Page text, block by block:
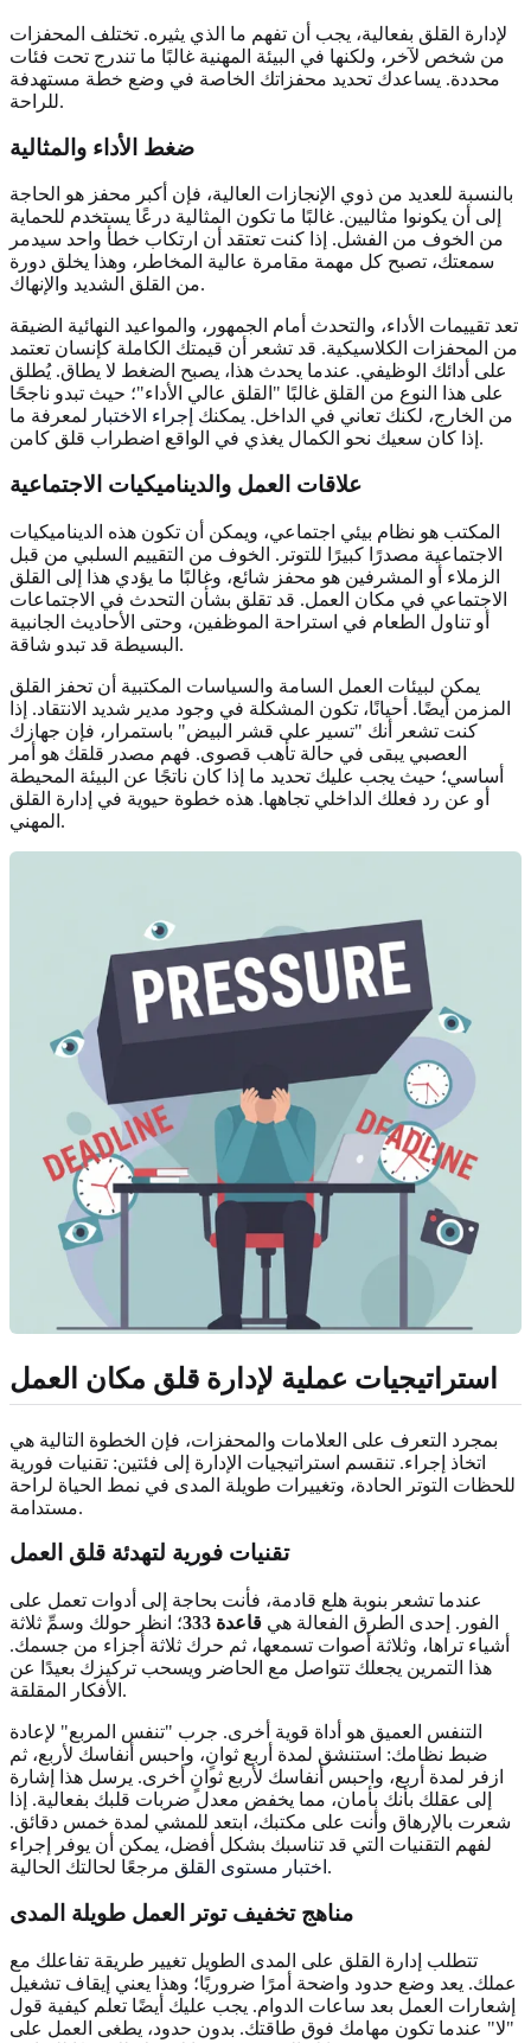
لإدارة القلق بفعالية، يجب أن تفهم ما الذي يثيره. تختلف المحفزات
من شخص لآخر، ولكنها في البيئة المهنية غالبًا ما تندرج تحت فئات
محددة. يساعدك تحديد محفزاتك الخاصة في وضع خطة مستهدفة
للراحة.
ضغط الأداء والمثالية
بالنسبة للعديد من ذوي الإنجازات العالية، فإن أكبر محفز هو الحاجة
إلى أن يكونوا مثاليين. غالبًا ما تكون المثالية درعًا يستخدم للحماية
من الخوف من الفشل. إذا كنت تعتقد أن ارتكاب خطأ واحد سيدمر
سمعتك، تصبح كل مهمة مقامرة عالية المخاطر، وهذا يخلق دورة
من القلق الشديد والإنهاك.
تعد تقييمات الأداء، والتحدث أمام الجمهور، والمواعيد النهائية الضيقة
من المحفزات الكلاسيكية. قد تشعر أن قيمتك الكاملة كإنسان تعتمد
على أدائك الوظيفي. عندما يحدث هذا، يصبح الضغط لا يطاق. يُطلق
على هذا النوع من القلق غالبًا "القلق عالي الأداء"؛ حيث تبدو ناجحًا
من الخارج، لكنك تعاني في الداخل. يمكنك إجراء الاختبار لمعرفة ما
إذا كان سعيك نحو الكمال يغذي في الواقع اضطراب قلق كامن.
علاقات العمل والديناميكيات الاجتماعية
المكتب هو نظام بيئي اجتماعي، ويمكن أن تكون هذه الديناميكيات
الاجتماعية مصدرًا كبيرًا للتوتر. الخوف من التقييم السلبي من قبل
الزملاء أو المشرفين هو محفز شائع، وغالبًا ما يؤدي هذا إلى القلق
الاجتماعي في مكان العمل. قد تقلق بشأن التحدث في الاجتماعات
أو تناول الطعام في استراحة الموظفين، وحتى الأحاديث الجانبية
البسيطة قد تبدو شاقة.
يمكن لبيئات العمل السامة والسياسات المكتبية أن تحفز القلق
المزمن أيضًا. أحيانًا، تكون المشكلة في وجود مدير شديد الانتقاد. إذا
كنت تشعر أنك "تسير على قشر البيض" باستمرار، فإن جهازك
العصبي يبقى في حالة تأهب قصوى. فهم مصدر قلقك هو أمر
أساسي؛ حيث يجب عليك تحديد ما إذا كان ناتجًا عن البيئة المحيطة
أو عن رد فعلك الداخلي تجاهها. هذه خطوة حيوية في إدارة القلق
المهني.
استراتيجيات عملية لإدارة قلق مكان العمل
بمجرد التعرف على العلامات والمحفزات، فإن الخطوة التالية هي
اتخاذ إجراء. تنقسم استراتيجيات الإدارة إلى فئتين: تقنيات فورية
للحظات التوتر الحادة، وتغييرات طويلة المدى في نمط الحياة لراحة
مستدامة.
تقنيات فورية لتهدئة قلق العمل
عندما تشعر بنوبة هلع قادمة، فأنت بحاجة إلى أدوات تعمل على
الفور. إحدى الطرق الفعالة هي قاعدة 333
؛ انظر حولك وسمِّ ثلاثة
أشياء تراها، وثلاثة أصوات تسمعها، ثم حرك ثلاثة أجزاء من جسمك.
هذا التمرين يجعلك تتواصل مع الحاضر ويسحب تركيزك بعيدًا عن
الأفكار المقلقة.
التنفس العميق هو أداة قوية أخرى. جرب "تنفس المربع" لإعادة
ضبط نظامك: استنشق لمدة أربع ثوانٍ، واحبس أنفاسك لأربع، ثم
ازفر لمدة أربع، واحبس أنفاسك لأربع ثوانٍ أخرى. يرسل هذا إشارة
إلى عقلك بأنك بأمان، مما يخفض معدل ضربات قلبك بفعالية. إذا
شعرت بالإرهاق وأنت على مكتبك، ابتعد للمشي لمدة خمس دقائق.
لفهم التقنيات التي قد تناسبك بشكل أفضل، يمكن أن يوفر إجراء
اختبار مستوى القلق مرجعًا لحالتك الحالية.
مناهج تخفيف توتر العمل طويلة المدى
تتطلب إدارة القلق على المدى الطويل تغيير طريقة تفاعلك مع
عملك. يعد وضع حدود واضحة أمرًا ضروريًا؛ وهذا يعني إيقاف تشغيل
إشعارات العمل بعد ساعات الدوام. يجب عليك أيضًا تعلم كيفية قول
"لا" عندما تكون مهامك فوق طاقتك. بدون حدود، يطغى العمل على